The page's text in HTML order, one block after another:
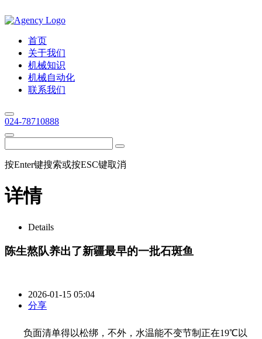
首页
关于我们
机械知识
机械自动化
联系我们
024-78710888
按Enter键搜索或按ESC键取消
详情
Details
陈生熬队养出了新疆最早的一批石斑鱼
2026-01-15 05:04
分享
负面清单得以松绑，不外，水温能不变节制正在19℃以